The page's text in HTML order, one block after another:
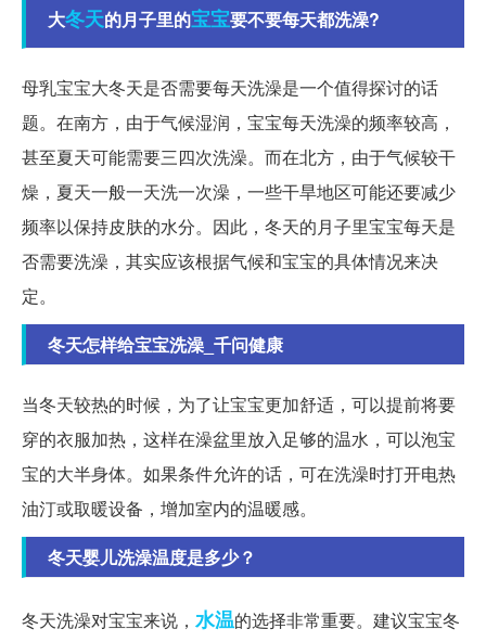
大冬天的月子里的宝宝要不要每天都洗澡?
母乳宝宝大冬天是否需要每天洗澡是一个值得探讨的话
题。在南方，由于气候湿润，宝宝每天洗澡的频率较高，
甚至夏天可能需要三四次洗澡。而在北方，由于气候较干
燥，夏天一般一天洗一次澡，一些干旱地区可能还要减少
频率以保持皮肤的水分。因此，冬天的月子里宝宝每天是
否需要洗澡，其实应该根据气候和宝宝的具体情况来决
定。
冬天怎样给宝宝洗澡_千问健康
当冬天较热的时候，为了让宝宝更加舒适，可以提前将要
穿的衣服加热，这样在澡盆里放入足够的温水，可以泡宝
宝的大半身体。如果条件允许的话，可在洗澡时打开电热
油汀或取暖设备，增加室内的温暖感。
冬天婴儿洗澡温度是多少？
冬天洗澡对宝宝来说， 水温的选择非常重要。建议宝宝冬